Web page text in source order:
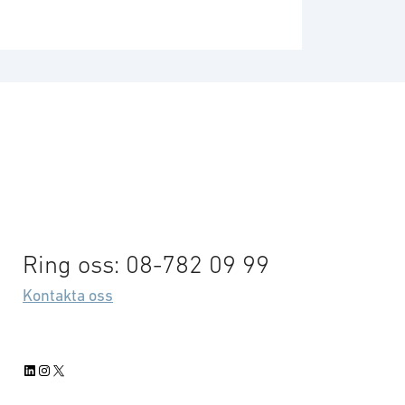
Ring oss: 08-782 09 99
Kontakta oss
LinkedIn
Instagram
X